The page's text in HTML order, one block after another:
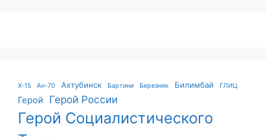
X-15 Ан-70 Ахтубинск Бартини Березняк Билимбай ГЛИЦ
Герой Герой России
Герой Социалистического